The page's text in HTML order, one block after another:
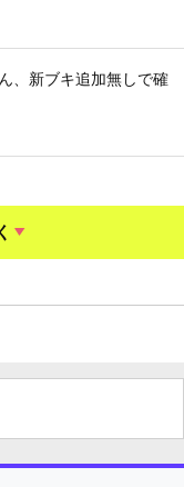
、新ブキ追加無しで確